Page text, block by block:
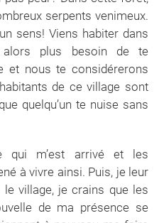
serpents venimeux.
sens! Viens habiter dans
alors plus besoin de te
et nous te considérerons
de ce village sont
quelqu’un te nuise sans
qui m’est arrivé et les
à vivre ainsi. Puis, je leur
village, je crains que les
de ma présence se